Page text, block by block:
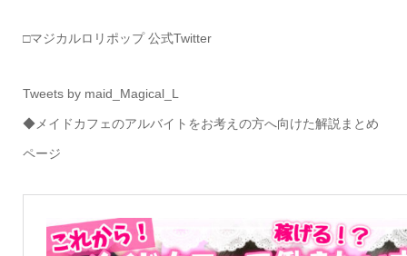
□マジカルロリポップ 公式Twitter
Tweets by maid_Magical_L
◆メイドカフェのアルバイトをお考えの方へ向けた解説まとめ
ページ